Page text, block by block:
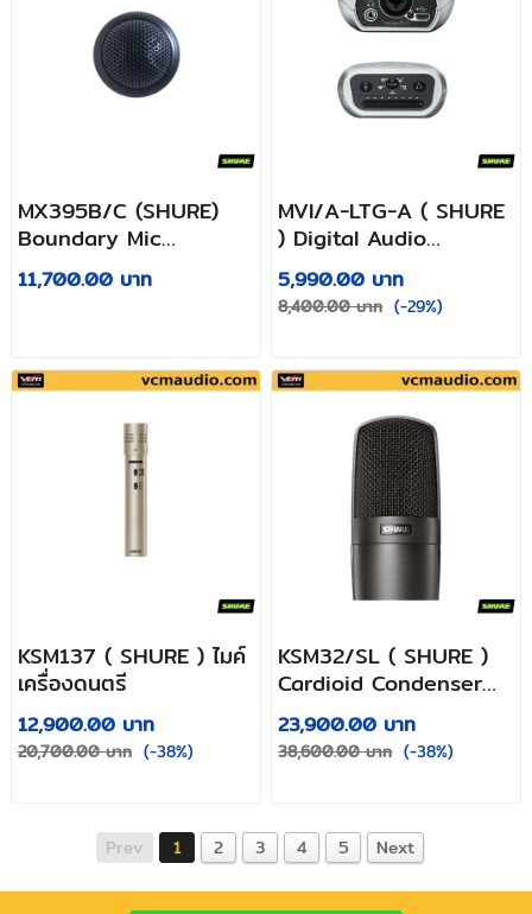
MX395B/C (SHURE)
Boundary Mic
Cardioid
11,700.00 บาท
MVI/A-LTG-A ( SHURE
) Digital Audio
Interface
5,990.00 บาท
8,400.00 บาท (-29%)
KSM137 ( SHURE ) ไมค์
เครื่องดนตรี
12,900.00 บาท
20,700.00 บาท (-38%)
KSM32/SL ( SHURE )
Cardioid Condenser
Microphone
23,900.00 บาท
38,600.00 บาท (-38%)
Prev 1 2 3 4 5 Next